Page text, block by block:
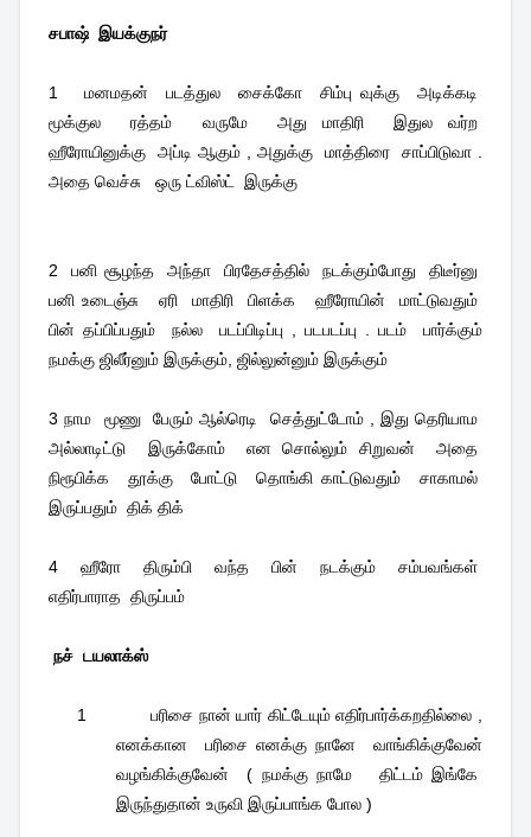
சபாஷ் இயக்குநர்
1 மனமதன் படத்துல சைக்கோ சிம்பு வுக்கு
அடிக்கடி
மூக்குல
ரத்தம் வருமே அது மாதிரி
இதுல வர்ற
ஹீரோயினுக்கு
அப்டி ஆகும் , அதுக்கு மாத்திரை
சாப்பிடுவா .
அதை வெச்சு
ஒரு ட்விஸ்ட் இருக்கு
2 பனி சூழந்த அந்தா பிரதேசத்தில் நடக்கும்போது
திடீர்னு
பனி உடைஞ்சு
ஏரி மாதிரி பிளக்க ஹீரோயின்
மாட்டுவதும்
பின் தப்பிப்பதும்
நல்ல படப்பிடிப்பு , படபடப்பு . படம்
பார்க்கும்
நமக்கு ஜிலீர்னும் இருக்கும், ஜில்லுன்னும் இருக்கும்
3 நாம மூணு பேரும் ஆல்ரெடி
செத்துட்டோம் , இது தெரியாம
அல்லாடிட்டு
இருக்கோம் என சொல்லும் சிறுவன்
அதை
நிரூபிக்க
தூக்கு போட்டு தொங்கி காட்டுவதும்
சாகாமல்
இருப்பதும் திக் திக்
4 ஹீரோ திரும்பி வந்த பின் நடக்கும்
சம்பவங்கள்
எதிர்பாராத திருப்பம்
நச் டயலாக்ஸ்
1
பரிசை நான் யார் கிட்டேயும் எதிர்பார்க்கறதில்லை ,
எனக்கான
பரிசை எனக்கு நானே
வாங்கிக்குவேன்
வழங்கிக்குவேன்
( நமக்கு நாமே
திட்டம் இங்கே
இருந்துதான் உருவி இருப்பாங்க போல )